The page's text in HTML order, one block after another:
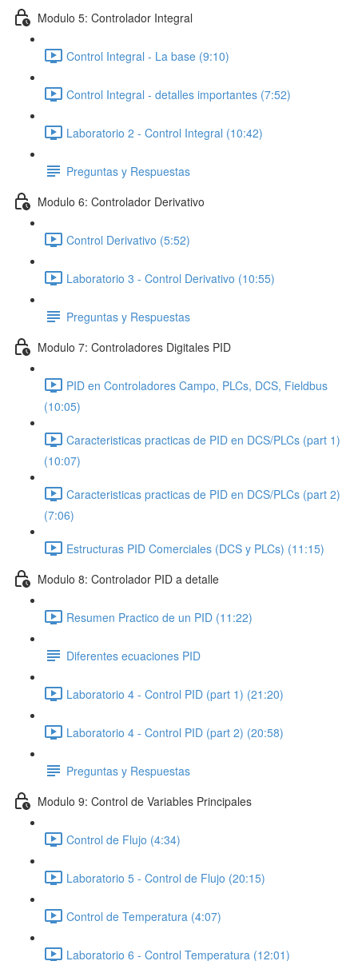
Modulo 5: Controlador Integral
Control Integral - La base (9:10)
Control Integral - detalles importantes (7:52)
Laboratorio 2 - Control Integral (10:42)
Preguntas y Respuestas
Modulo 6: Controlador Derivativo
Control Derivativo (5:52)
Laboratorio 3 - Control Derivativo (10:55)
Preguntas y Respuestas
Modulo 7: Controladores Digitales PID
PID en Controladores Campo, PLCs, DCS, Fieldbus
(10:05)
Caracteristicas practicas de PID en DCS/PLCs (part 1)
(10:07)
Caracteristicas practicas de PID en DCS/PLCs (part 2)
(7:06)
Estructuras PID Comerciales (DCS y PLCs) (11:15)
Modulo 8: Controlador PID a detalle
Resumen Practico de un PID (11:22)
Diferentes ecuaciones PID
Laboratorio 4 - Control PID (part 1) (21:20)
Laboratorio 4 - Control PID (part 2) (20:58)
Preguntas y Respuestas
Modulo 9: Control de Variables Principales
Control de Flujo (4:34)
Laboratorio 5 - Control de Flujo (20:15)
Control de Temperatura (4:07)
Laboratorio 6 - Control Temperatura (12:01)